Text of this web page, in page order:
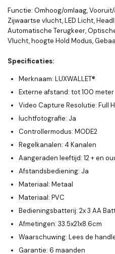
Functie: Omhoog/omlaag,
Zijwaartse vlucht, LED Licht,
Automatische Terugkeer,
Vlucht, hoogte Hold Modus,
Specificaties:
Merknaam: LUXWALLET®
Externe afstand: tot 100 meter
Video Capture Resolutie: Full
luchtfotografie: Ja
Controllermodus: MODE2
Regelkanalen: 4 Kanalen
Aangeraden leeftijd: 12 + en
Afstandsbediening: Ja
Materiaal: Metaal
Materiaal: PVC
Bedieningsbatterij: 2x 3 AA
Afmetingen: 33.5x21x8.6cm
Waarschuwing: Lees de
Garantie: 6 maanden